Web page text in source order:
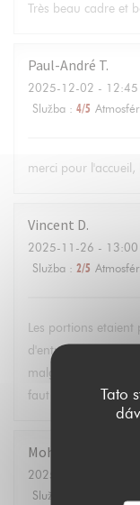
Tato
Très beau cadre et
Paul-André T
2025-12-02 - 12:45
Služba : 4/5
merci pour
Vincent D
2025-11-26 - 13:00
Služba : 2/5
Les portions etaient
d'entrée à 12:45.
malgré deux
faut mettre plus de
Mohand
2025-11-26
- 12:15
Služba